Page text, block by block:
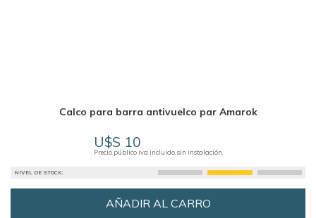
Calco para barra antivuelco par Amarok
U$S 10
Precio público iva incluido, sin instalación.
NIVEL DE STOCK:
AÑADIR AL CARRO